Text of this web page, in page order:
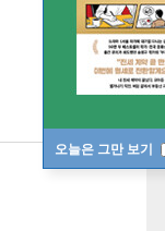
오늘은 그만 보기